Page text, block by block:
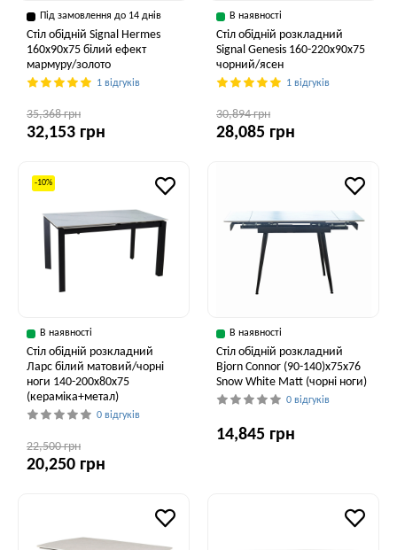
Під замовлення до 14 днів
Стіл обідній Signal Hermes
160x90x75 білий ефект
мармуру/золото
1 відгуків
35,368 грн
32,153 грн
В наявності
Стіл обідній розкладний
Signal Genesis 160-220x90x75
чорний/ясен
1 відгуків
30,894 грн
28,085 грн
-10%
В наявності
Стіл обідній розкладний
Ларс білий матовий/чорні
ноги 140-200x80x75
(кераміка+метал)
0 відгуків
22,500 грн
20,250 грн
В наявності
Стіл обідній розкладний
Bjorn Connor (90-140)х75х76
Snow White Matt (чорні ноги)
0 відгуків
14,845 грн